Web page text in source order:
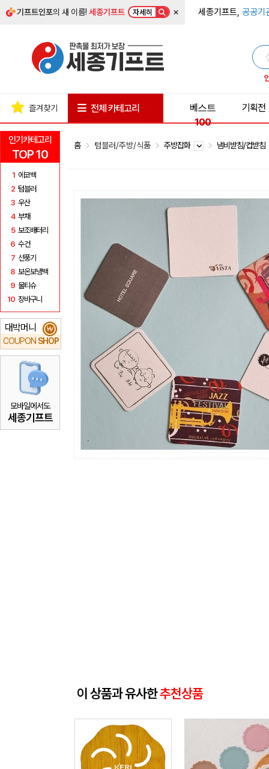
기프트인포의 새 이름!세종기프트 자세히 × 세종기프트, 공공기
인기카테고리
TOP 10
1 에코백
2 텀블러
3 우산
4 부채
5 보조배터리
6 수건
7 선풍기
8 보온보냉백
9 물티슈
10 장바구니
대박머니
COUPON SHOP
₩
모바일에서도
세종기프트
즐겨찾기 전체 카테고리
베스트
100
기획전
홈 텀블러/주방/식품 주방잡화 냄비받침/컵받침
이 상품과 유사한추천상품